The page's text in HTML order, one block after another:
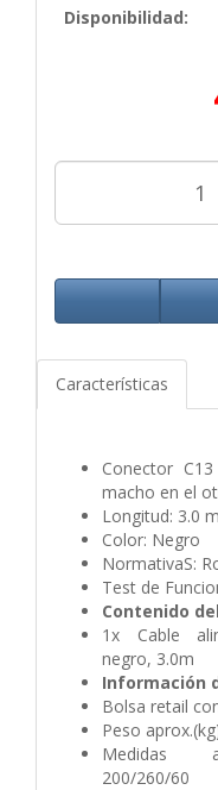
Disponibilidad:
Características
Conector
macho en el
Longitud: 3.0
Color: Negro
NormativaS:
Test de
Contenido
1x Cable
negro, 3.0m
Información
Bolsa retail
Peso
Medidas
200/260/60